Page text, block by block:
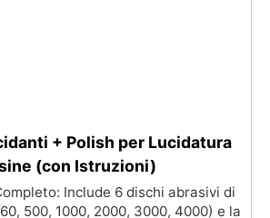
+ Polish per Lucidatura
(con Istruzioni)
Include 6 dischi abrasivi di
500, 1000, 2000, 3000, 4000) e la